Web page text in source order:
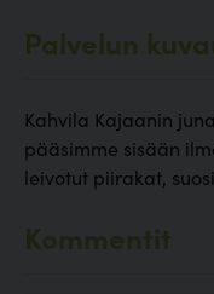
Palvelun
Kahvila Kajaanin
pääsimme sisään
leivotut piirakat,
Kommentit